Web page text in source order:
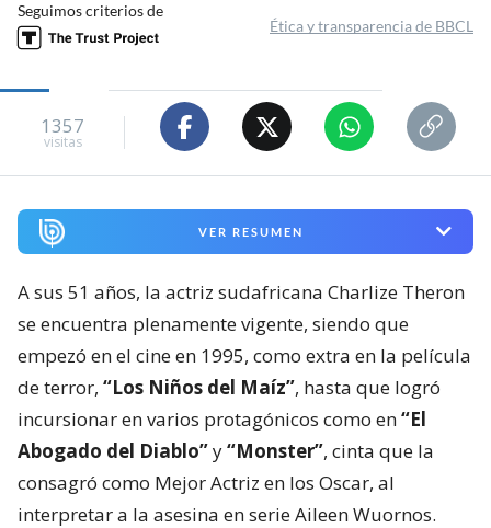
Seguimos criterios de
Ética y transparencia de BBCL
1357
visitas
VER RESUMEN
A sus 51 años, la actriz sudafricana Charlize Theron
se encuentra plenamente vigente, siendo que
empezó en el cine en 1995, como extra en la película
de terror, “Los Niños del Maíz”, hasta que logró
incursionar en varios protagónicos como en“El
Abogado del Diablo”y“Monster”, cinta que la
consagró como Mejor Actriz en los Oscar, al
interpretar a la asesina en serie Aileen Wuornos.